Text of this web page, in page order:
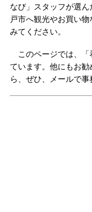
なび」スタッフが選
戸市へ観光やお買い
みてください。
このページでは、「
ています。他にもお
ら、ぜひ、メールで事